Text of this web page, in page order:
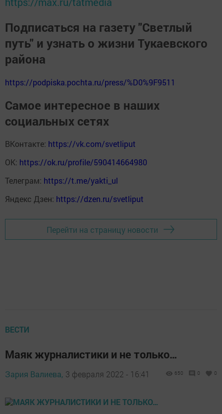
Подписаться на газету "Светлый
путь" и узнать о жизни Тукаевского
района
https://podpiska.pochta.ru/press/%D0%9F9511
Самое интересное в наших
социальных сетях
ВКонтакте: https://vk.com/svetliput
ОК: https://ok.ru/profile/590414664980
Телеграм: https://t.me/yakti_ul
Яндекс Дзен: https://dzen.ru/svetliput
Перейти на страницу новости
ВЕСТИ
Маяк журналистики и не только…
Зария Валиева, 3 февраля 2022 - 16:41 650 0 0